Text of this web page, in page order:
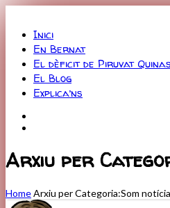
Inici
En Bernat
El dèficit de Piruvat
El Blog
Explica’ns
Arxiu per
HomeArxiu per Categoria:Som notícia